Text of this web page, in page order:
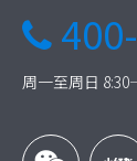

周一至周日